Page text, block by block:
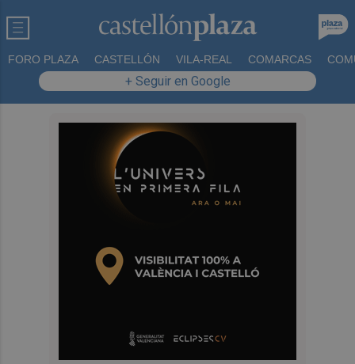
FORO PLAZA CASTELLÓN VILA-REAL COMARCAS
+ Seguir en Google